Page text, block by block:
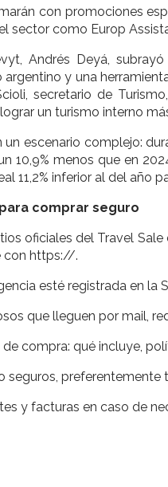
con promociones
sector como Europ
Andrés Deyá,
y una
secretario de
un turismo interno
un escenario complejo:
10,9% menos que en
11,2% inferior al del año
comprar seguro
oficiales del Travel
con https://.
esté registrada en la
que lleguen por mail,
compra: qué incluye,
seguros,
y facturas en caso de